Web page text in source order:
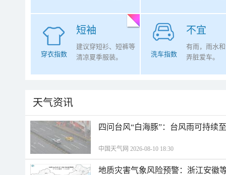
短袖
穿衣指数
建议穿短衫、短裤等
清凉夏季服装。
不宜
洗车指数
有雨，雨水
弄脏爱车。
天气资讯
四问台风“白海豚”：台风雨可持续
中国天气网 2026-08-10 18:30
地质灾害气象风险预警：浙江安徽